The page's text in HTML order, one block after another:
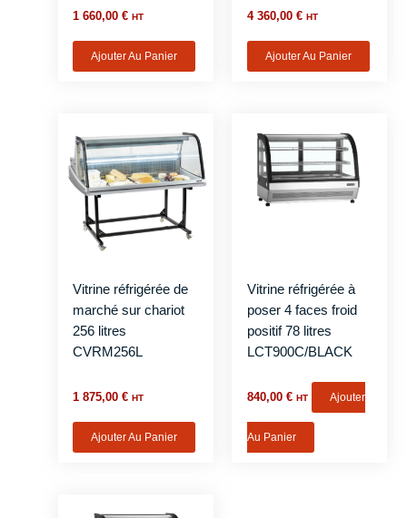
1 660,00€ HT
Ajouter Au Panier
4 360,00 € HT
Ajouter Au Panier
Vitrine réfrigérée de
marché sur chariot
256 litres
CVRM256L
1 875,00€ HT
Ajouter Au Panier
Vitrine réfrigérée à
poser 4 faces froid
positif 78 litres
LCT900C/BLACK
840,00 € HT Ajouter
Au Panier